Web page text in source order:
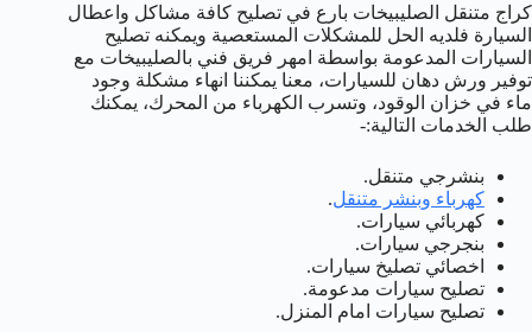
كراج متنقل الصليبيخات بارع في تصليح كافة مشاكل واعطال
السيارة فلديه الحل للمشكلات المستعصية ويمكنه تصليح
السيارات المدعومة بواسطة امهر فريق فني بالصليبيخات مع
توفير ورش دهان للسيارات، معنا يمكننا انهاء مشكلة وجود
ماء في خزان الوقود، وتسرب الكهرباء من المحرك، يمكنك
طلب الخدمات التالية:-
بنشرجي متنقل.
كهرباء وبنشر متنقل.
كهربائي سيارات.
بنجرجي سيارات.
اخصائي تصليخ سيارات.
تصليح سيارات مدعومة.
تصليح سيارات امام المنزل.